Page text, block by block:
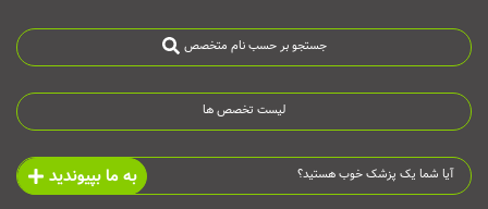
جستجو بر حسب نام متخصص
لیست تخصص ها
آیا شما یک پزشک خوب هستید؟ به ما بپیوندید